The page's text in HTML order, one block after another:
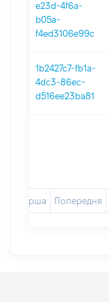
e23d-4f6a-
b05a-
f4ed3106e99c
1b2427c7-fb1a-
4dc3-86ec-
d516ee23ba81
Перша Попередня